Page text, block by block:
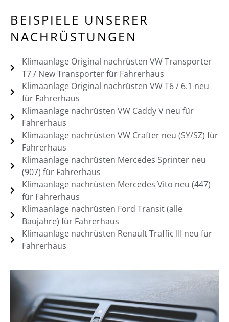
BEISPIELE UNSERER
NACHRÜSTUNGEN
Klimaanlage Original nachrüsten VW Transporter
T7 / New Transporter für Fahrerhaus
Klimaanlage Original nachrüsten VW T6 / 6.1 neu
für Fahrerhaus
Klimaanlage nachrüsten VW Caddy V neu für
Fahrerhaus
Klimaanlage nachrüsten VW Crafter neu (SY/SZ) für
Fahrerhaus
Klimaanlage nachrüsten Mercedes Sprinter neu
(907) für Fahrerhaus
Klimaanlage nachrüsten Mercedes Vito neu (447)
für Fahrerhaus
Klimaanlage nachrüsten Ford Transit (alle
Baujahre) für Fahrerhaus
Klimaanlage nachrüsten Renault Traffic III neu für
Fahrerhaus